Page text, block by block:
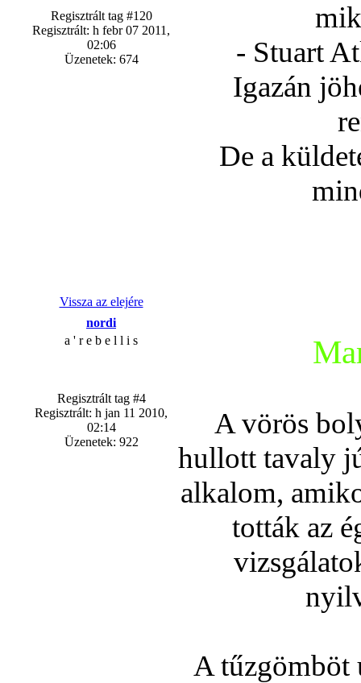
Regisztrált tag #120
Regisztrált: h febr 07 2011,
02:06
Üzenetek: 674
- Stuart
Igazán
De a
Vissza az elejére
nordi
a ' r e b e l l i s
Regisztrált tag #4
Regisztrált: h jan 11 2010,
02:14
Üzenetek: 922
A vörös
hullott tavaly
alkalom,
tották az
A tűzgömböt